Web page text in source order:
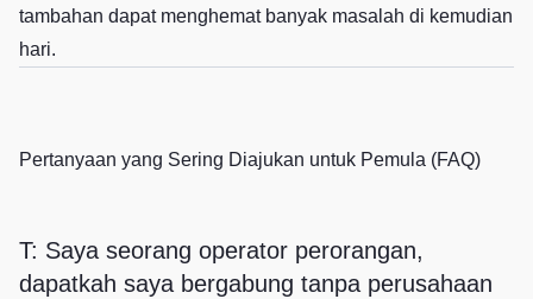
tambahan dapat menghemat banyak masalah di kemudian
hari.
Pertanyaan yang Sering Diajukan untuk Pemula (FAQ)
T: Saya seorang operator perorangan,
dapatkah saya bergabung tanpa perusahaan